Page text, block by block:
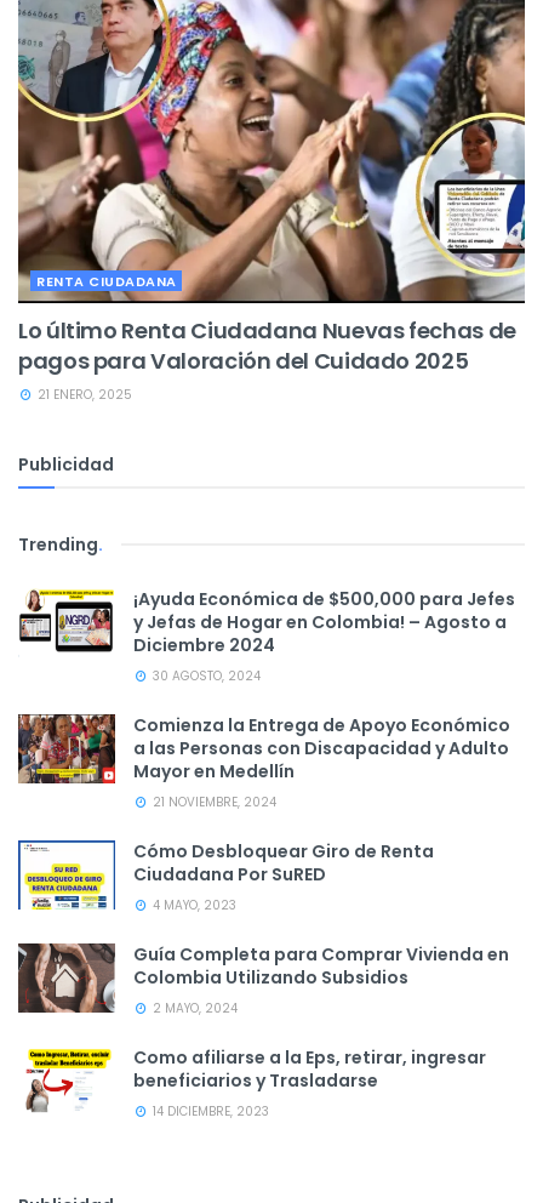
RENTA CIUDADANA
Lo último Renta Ciudadana Nuevas fechas de
pagos para Valoración del Cuidado 2025
21 ENERO, 2025
Publicidad
Trending.
¡Ayuda Económica de $500,000 para Jefes
y Jefas de Hogar en Colombia! – Agosto a
Diciembre 2024
30 AGOSTO, 2024
Comienza la Entrega de Apoyo Económico
a las Personas con Discapacidad y Adulto
Mayor en Medellín
21 NOVIEMBRE, 2024
Cómo Desbloquear Giro de Renta
Ciudadana Por SuRED
4 MAYO, 2023
Guía Completa para Comprar Vivienda en
Colombia Utilizando Subsidios
2 MAYO, 2024
Como afiliarse a la Eps, retirar, ingresar
beneficiarios y Trasladarse
14 DICIEMBRE, 2023